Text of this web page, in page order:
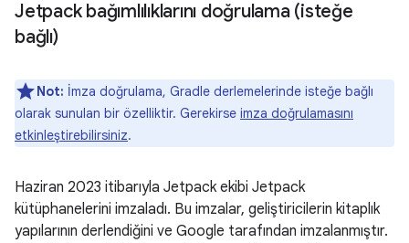
Jetpack bağımlılıklarını doğrulama (isteğe
bağlı)
Not: İmza doğrulama, Gradle derlemelerinde isteğe bağlı
olarak sunulan bir özelliktir. Gerekirse imza doğrulamasını
etkinleştirebilirsiniz.
Haziran 2023 itibarıyla Jetpack ekibi Jetpack
kütüphanelerini imzaladı. Bu imzalar, geliştiricilerin kitaplık
yapılarının derlendiğini ve Google tarafından imzalanmıştır.